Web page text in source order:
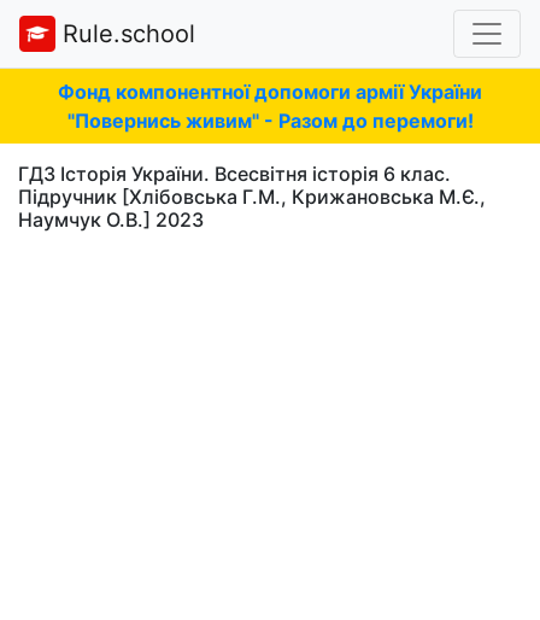
Rule.school
Фонд компонентної допомоги армії України
"Повернись живим" - Разом до перемоги!
ГДЗ Історія України. Всесвітня історія 6 клас.
Підручник [Хлібовська Г.М., Крижановська М.Є.,
Наумчук О.В.] 2023